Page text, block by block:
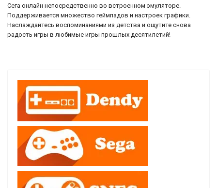
Сега онлайн непосредственно во встроенном эмуляторе.
Поддерживается множество геймпадов и настроек графики.
Наслаждайтесь воспоминаниями из детства и ощутите снова
радость игры в любимые игры прошлых десятилетий!